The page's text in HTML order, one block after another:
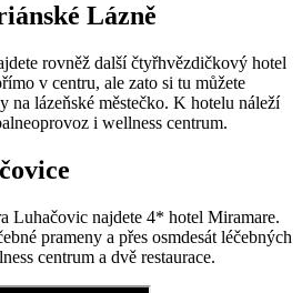
Lázně
rovněž další čtyřhvězdičkový hotel
v centru, ale zato si tu můžete
na lázeňské městečko. K hotelu náleží
i wellness centrum.
Luhačovic najdete 4* hotel Miramare.
prameny a přes osmdesát léčebných
centrum a dvě restaurace.